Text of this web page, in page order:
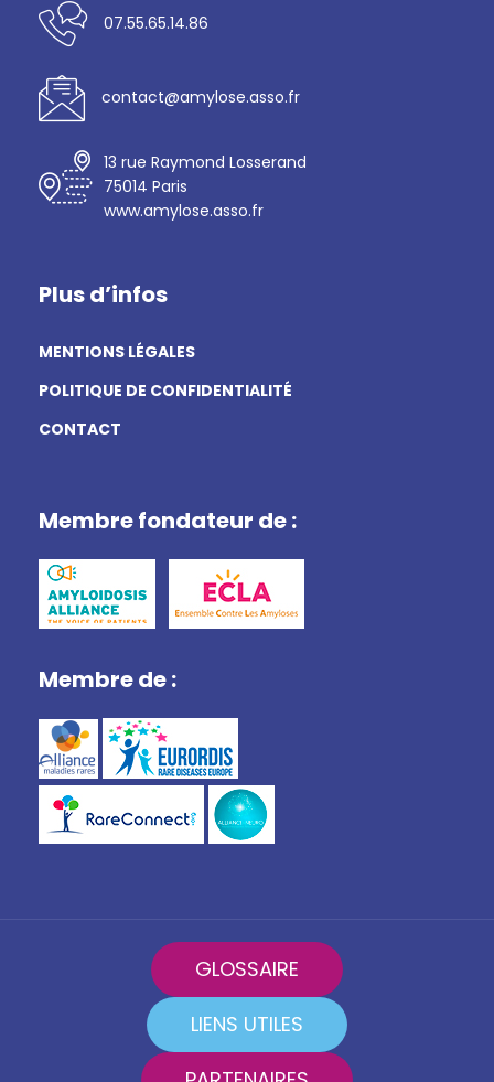
07.55.65.14.86
contact@amylose.asso.fr
13 rue Raymond Losserand
75014 Paris
www.amylose.asso.fr
Plus d’infos
MENTIONS LÉGALES
POLITIQUE DE CONFIDENTIALITÉ
CONTACT
Membre fondateur de :
Membre de :
GLOSSAIRE
LIENS UTILES